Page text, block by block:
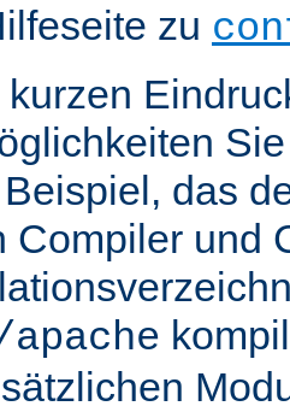
zu
das
Compiler und